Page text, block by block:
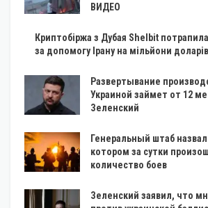
ВИДЕО
Криптобіржа з Дубая Shelbit
за допомогу Ірану на мільйони доларів
Развертывание
Украиной займет от 12
Зеленский
Генеральный штаб
котором за сутки
количество боев
Зеленский заявил, что